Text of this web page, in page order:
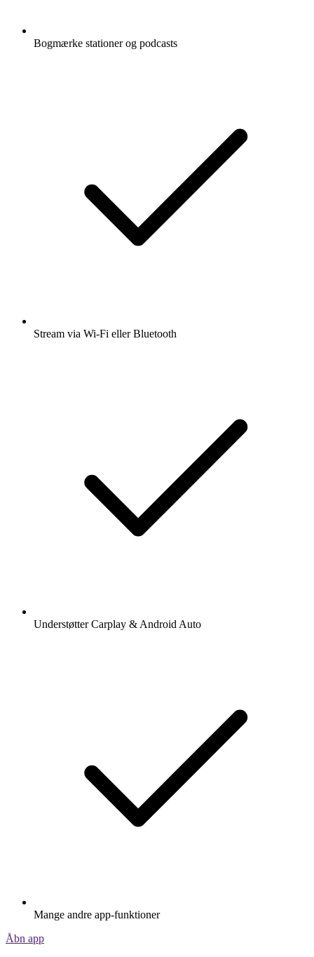
Bogmærke stationer og podcasts
Stream via Wi-Fi eller Bluetooth
Understøtter Carplay & Android Auto
Mange andre app-funktioner
Åbn app